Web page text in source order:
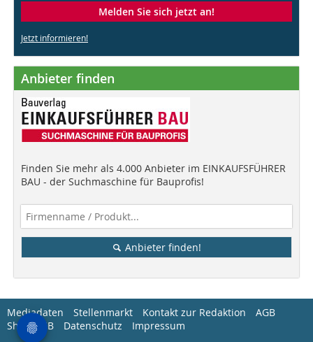
Melden Sie sich jetzt an!
Jetzt informieren!
Anbieter finden
Finden Sie mehr als 4.000 Anbieter im EINKAUFSFÜHRER
BAU - der Suchmaschine für Bauprofis!
Anbieter finden!
Mediadaten Stellenmarkt Kontakt zur Redaktion
AGB
Shop-AGB
Datenschutz
Impressum